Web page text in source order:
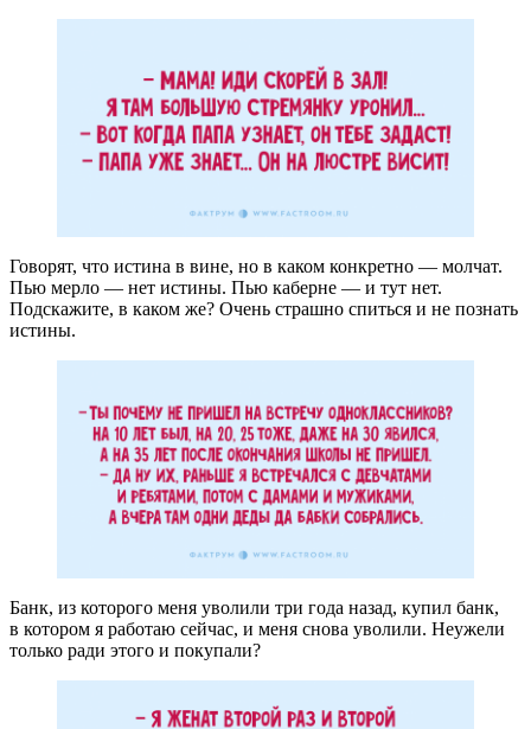
Говорят, что истина в вине, но в каком конкретно — молчат.
Пью мерло — нет истины. Пью каберне — и тут нет.
Подскажите, в каком же? Очень страшно спиться и не познать
истины.
Банк, из которого меня уволили три года назад, купил банк,
в котором я работаю сейчас, и меня снова уволили. Неужели
только ради этого и покупали?